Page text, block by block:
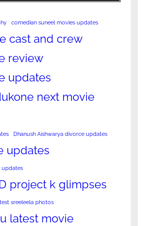
comedian suneel movies updates
cast and crew
review
updates
next movie
Dhanush Aishwarya divorce updates
updates
updates
project k glimpses
sreeleela photos
latest movie